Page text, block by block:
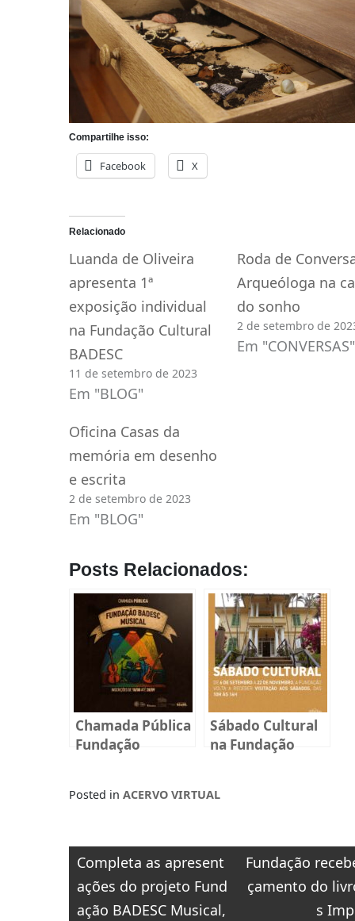
Compartilhe isso:
Facebook X
Relacionado
Luanda de Oliveira
apresenta 1ª
exposição individual
na Fundação Cultural
BADESC
11 de setembro de 2023
Em "BLOG"
Roda de
Arqueóloga na
do sonho
2 de setembro de
Em "CONVERSAS"
Oficina Casas da
memória em desenho
e escrita
2 de setembro de 2023
Em "BLOG"
Posts Relacionados:
Chamada Pública
Fundação
Sábado Cultural
na Fundação
Posted in ACERVO VIRTUAL
Navegação
de
Post
Completa as apresent
ações do projeto Fund
ação BADESC Musical,
Fundação
çamento do
s